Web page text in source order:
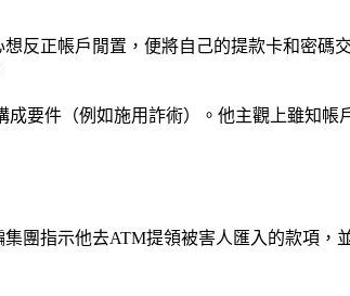
反正帳戶閒置，便將自己的提款卡和密碼
要件（例如施用詐術）。他主觀上雖知
團指示他去ATM提領被害人匯入的款項